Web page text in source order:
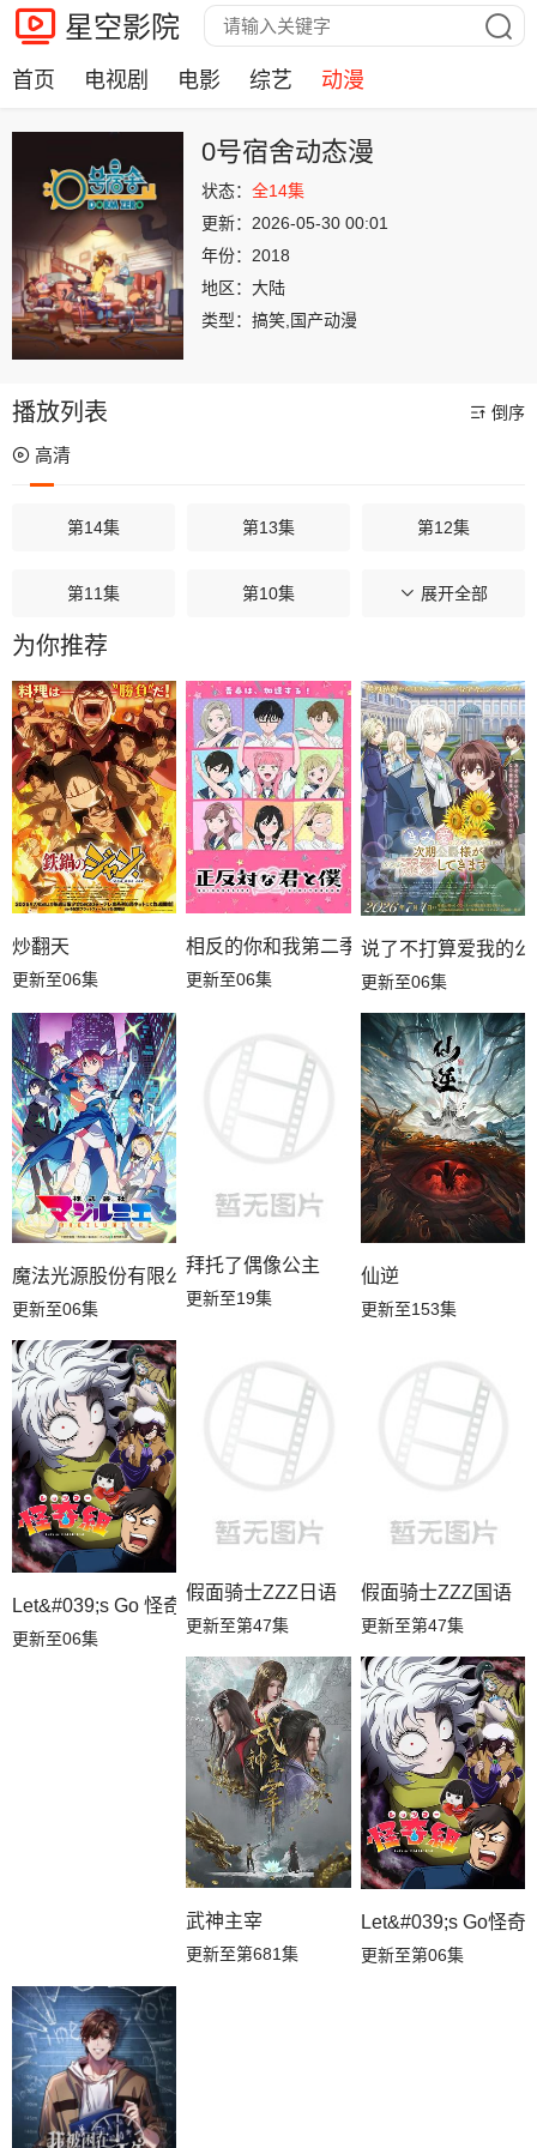
星空影院
首页 电视剧 电影 综艺 动漫
0号宿舍动态漫
状态： 全14集
更新： 2026-05-30 00:01
年份： 2018
地区： 大陆
类型： 搞笑,国产动漫
播放列表 倒序
高清
第14集 第13集 第12集
第11集 第10集 第09集
第08集
第05集 第04集 第03集
第02集 第01集
展开全部
为你推荐
炒翻天
更新至06集
相反的你和我第二季
更新至06集
说了不打算爱我的
更新至06集
魔法光源股份有限公司第二季
更新至06集
拜托了偶像公主
更新至19集
仙逆
更新至153集
Let&#039;s Go 怪奇组
更新至06集
假面骑士ZZZ日语
更新至第47集
假面骑士ZZZ国语
更新至第47集
武神主宰
更新至第681集
Let&#039;s Go怪奇
更新至第06集